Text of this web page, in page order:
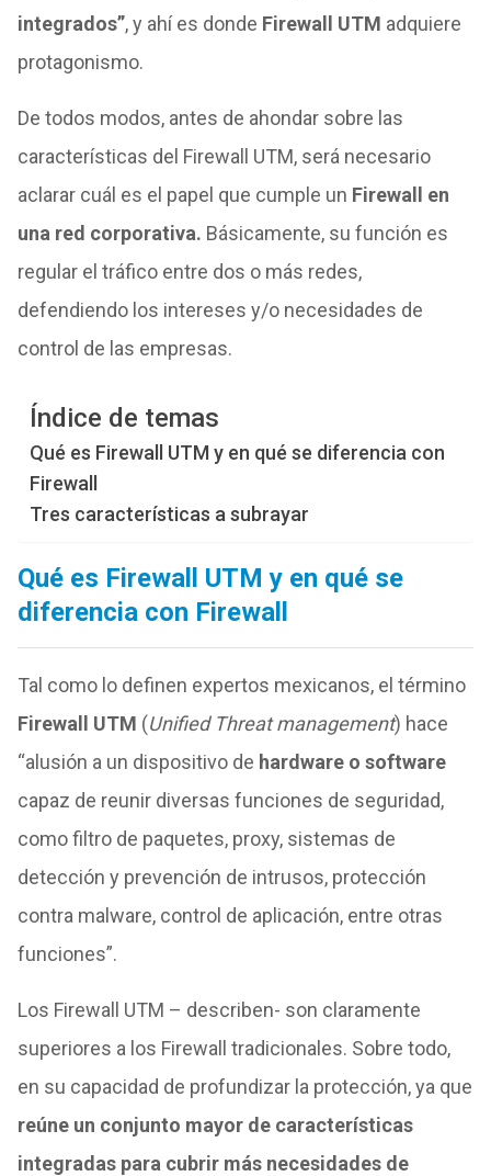
integrados”, y ahí es donde Firewall UTM adquiere
protagonismo.
De todos modos, antes de ahondar sobre las
características del Firewall UTM, será necesario
aclarar cuál es el papel que cumple un Firewall en
una red corporativa. Básicamente, su función es
regular el tráfico entre dos o más redes,
defendiendo los intereses y/o necesidades de
control de las empresas.
Índice de temas
Qué es Firewall UTM y en qué se diferencia con
Firewall
Tres características a subrayar
Qué es Firewall UTM y en qué se
diferencia con Firewall
Tal como lo definen expertos mexicanos, el término
Firewall UTM (Unified Threat management) hace
“alusión a un dispositivo de hardware o software
capaz de reunir diversas funciones de seguridad,
como filtro de paquetes, proxy, sistemas de
detección y prevención de intrusos, protección
contra malware, control de aplicación, entre otras
funciones”.
Los Firewall UTM – describen- son claramente
superiores a los Firewall tradicionales. Sobre todo,
en su capacidad de profundizar la protección, ya que
reúne un conjunto mayor de características
integradas para cubrir más necesidades de